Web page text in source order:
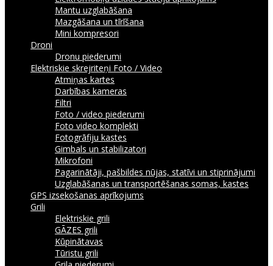
Mantu uzglabāšana
Mazgāšana un tīrīšana
Mini kompresori
Droni
Dronu piederumi
Elektriskie skrejriteņi Foto / Video
Atmiņas kartes
Darbības kameras
Filtri
Foto / video piederumi
Foto video komplekti
Fotogrāfiju kastes
Gimbals un stabilizatori
Mikrofoni
Pagarinātāji, pašbildes nūjas, statīvi un stiprinājumi
Uzglabāšanas un transportēšanas somas, kastes
GPS izsekošanas aprīkojums
Grili
Elektriskie grili
GĀZES grili
Kūpinātavas
Tūristu grili